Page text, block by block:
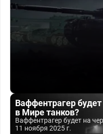
Ваффентрагер
в Мире танков?
Ваффентрагер будет на
11 ноября 2025 г.